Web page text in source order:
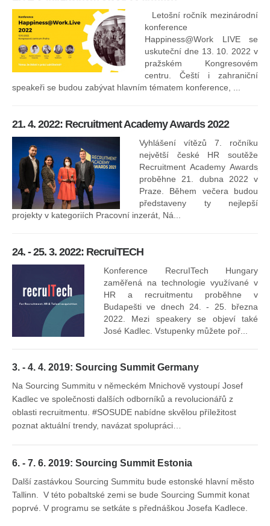
Letošní ročník mezinárodní
konference
Happiness@Work LIVE se
uskuteční dne 13. 10. 2022 v
pražském Kongresovém
centru. Čeští i zahraniční
speakeři se budou zabývat hlavním tématem konference, ...
21. 4. 2022: Recruitment Academy Awards 2022
Vyhlášení vítězů 7. ročníku
největší české HR soutěže
Recruitment Academy Awards
proběhne 21. dubna 2022 v
Praze. Během večera budou
představeny ty nejlepší
projekty v kategoriích Pracovní inzerát, Ná...
24. - 25. 3. 2022: RecruiTECH
Konference RecruITech Hungary
zaměřená na technologie využívané v
HR a recruitmentu proběhne v
Budapešti ve dnech 24. - 25. března
2022. Mezi speakery se objeví také
José Kadlec. Vstupenky můžete poř...
3. - 4. 4. 2019: Sourcing Summit Germany
Na Sourcing Summitu v německém Mnichově vystoupí Josef
Kadlec ve společnosti dalších odborníků a revolucionářů z
oblasti recruitmentu. #SOSUDE nabídne skvělou příležitost
poznat aktuální trendy, navázat spolupráci…
6. - 7. 6. 2019: Sourcing Summit Estonia
Další zastávkou Sourcing Summitu bude estonské hlavní město
Tallinn. V této pobaltské zemi se bude Sourcing Summit konat
poprvé. V programu se setkáte s přednáškou Josefa Kadlece.